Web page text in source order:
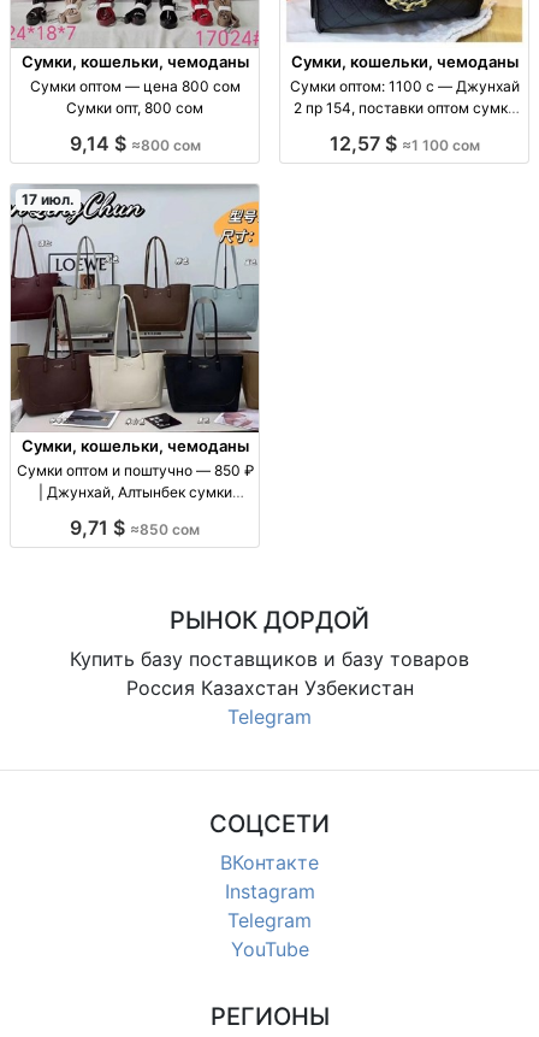
Сумки, кошельки, чемоданы
Сумки оптом — цена 800 сом
Сумки опт, 800 сом
9,14 $ ≈800 сом
Сумки, кошельки, чемоданы
Сумки оптом: 1100 с — Джунхай
2 пр 154, поставки оптом сумки
154»), цена 1100 с, поставки для
12,57 $ ≈1 100 сом
17 июл.
Сумки, кошельки, чемоданы
Сумки оптом и поштучно — 850 ₽
| Джунхай, Алтынбек сумки
по модели, повседневные, для
9,71 $ ≈850 сом
РЫНОК ДОРДОЙ
Купить базу поставщиков и базу товаров
Россия Казахстан Узбекистан
Telegram
СОЦСЕТИ
ВКонтакте
Instagram
Telegram
YouTube
РЕГИОНЫ